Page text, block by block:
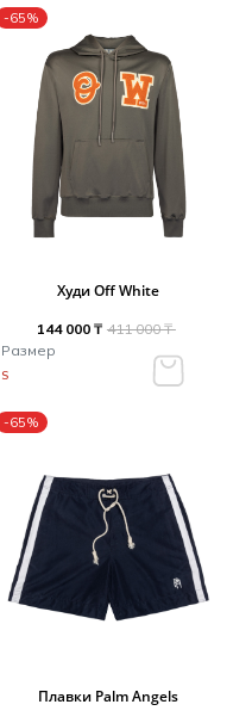
-65%
Худи Off White
144 000 ₸ 411 000 ₸
Размер
S
-65%
Плавки Palm Angels